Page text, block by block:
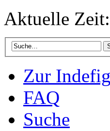
Aktuelle
Zur
FAQ
Suche